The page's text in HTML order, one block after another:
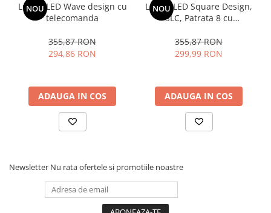
NOU
Lustra LED Wave design cu
telecomanda
355,87 RON
294,86 RON
ADAUGA IN COS
NOU
Lustra LED Square Design,
SLC, Patrata 8 cu
355,87 RON
299,99 RON
ADAUGA IN COS
Newsletter Nu rata ofertele si promotiile noastre